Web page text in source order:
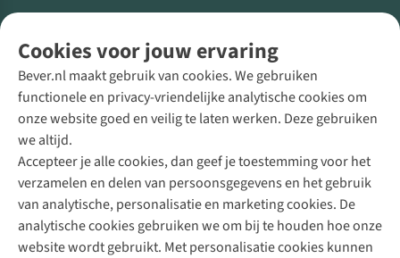
Cookies voor jouw ervaring
Bever.nl maakt gebruik van cookies. We gebruiken
functionele en privacy-vriendelijke analytische cookies om
onze website goed en veilig te laten werken. Deze gebruiken
we altijd.
Accepteer je alle cookies, dan geef je toestemming voor het
verzamelen en delen van persoonsgegevens en het gebruik
van analytische, personalisatie en marketing cookies. De
analytische cookies gebruiken we om bij te houden hoe onze
website wordt gebruikt. Met personalisatie cookies kunnen
Direct advies van een Buitenexpert
+31 (0)85 888 50 88
+31 6 12 28 49 80
Contactformulier